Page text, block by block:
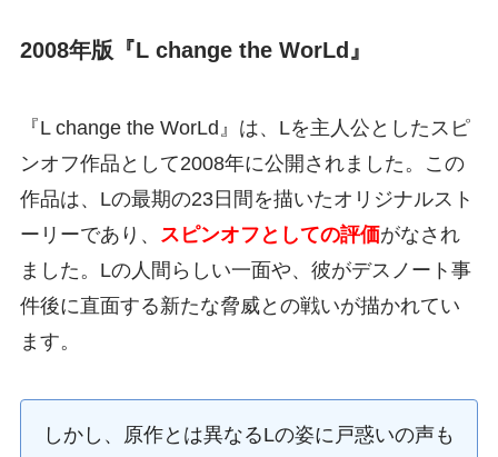
2008年版『L change the WorLd』
『L change the WorLd』は、Lを主人公としたスピ
ンオフ作品として2008年に公開されました。この
作品は、Lの最期の23日間を描いたオリジナルスト
ーリーであり、
スピンオフとしての評価がなされ
ました。Lの人間らしい一面や、彼がデスノート事
件後に直面する新たな脅威との戦いが描かれてい
ます。
しかし、原作とは異なるLの姿に戸惑いの声も